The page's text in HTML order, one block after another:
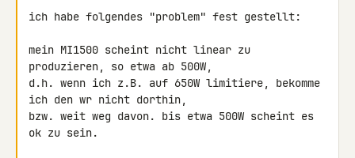
ich habe folgendes "problem" fest gestellt:
mein MI1500 scheint nicht linear zu
produzieren, so etwa ab 500W,
d.h. wenn ich z.B. auf 650W limitiere, bekomme
ich den wr nicht dorthin,
bzw. weit weg davon. bis etwa 500W scheint es
ok zu sein.